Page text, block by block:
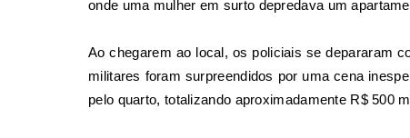
onde uma mulher em surto depredava um
Ao chegarem ao local, os policiais se depararam
militares foram surpreendidos por uma cena
pelo quarto, totalizando aproximadamente R$ 500